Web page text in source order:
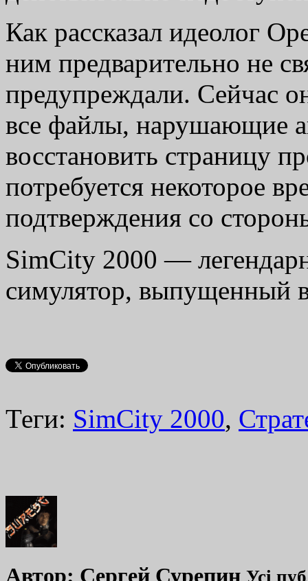
Как рассказал идеолог
ним предварительно не
предупреждали. Сейчас
все файлы, нарушающие
восстановить страницу
потребуется некоторое
подтверждения со
SimCity 2000 —
симулятор, выпущенный
Теги: SimCity 2000,
Автор: Сергей Сурепин Усі